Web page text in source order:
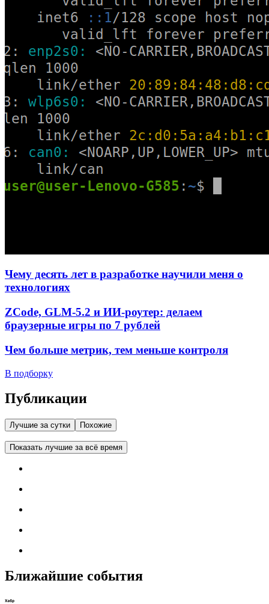
Чему десять лет в разработке научили меня о
технологиях
ZCode, GLM-5.2 и ИИ-роутер: делаем
браузерные игры по 7 рублей
Чем больше метрик, тем меньше контроля
В подборку
Публикации
Лучшие за сутки Похожие
Показать лучшие за всё время
Ближайшие события